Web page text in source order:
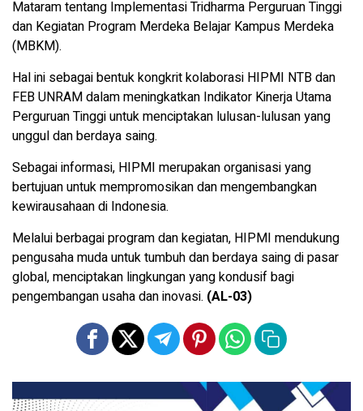
Mataram tentang Implementasi Tridharma Perguruan Tinggi
dan Kegiatan Program Merdeka Belajar Kampus Merdeka
(MBKM).
Hal ini sebagai bentuk kongkrit kolaborasi HIPMI NTB dan
FEB UNRAM dalam meningkatkan Indikator Kinerja Utama
Perguruan Tinggi untuk menciptakan lulusan-lulusan yang
unggul dan berdaya saing.
Sebagai informasi, HIPMI merupakan organisasi yang
bertujuan untuk mempromosikan dan mengembangkan
kewirausahaan di Indonesia.
Melalui berbagai program dan kegiatan, HIPMI mendukung
pengusaha muda untuk tumbuh dan berdaya saing di pasar
global, menciptakan lingkungan yang kondusif bagi
pengembangan usaha dan inovasi. (AL-03)